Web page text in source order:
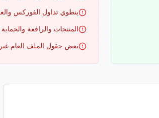
ينطوي تداول الفوركس
المنتجات والرافعة
بعض حقول الملف العام